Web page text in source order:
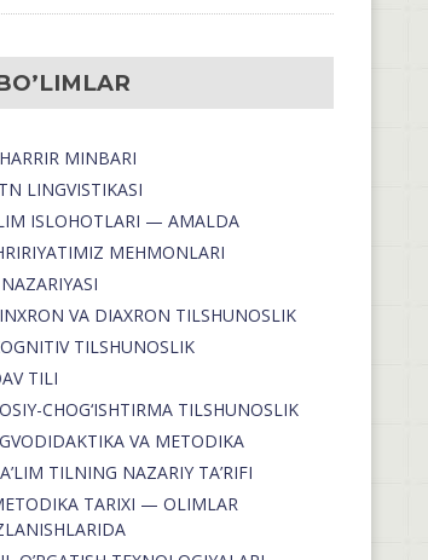
MINBARI
LINGVISTIKASI
ISLOHOTLARI — AMALDA
MEHMONLARI
VA DIAXRON TILSHUNOSLIK
TILSHUNOSLIK
TILI
CHOG‘ISHTIRMA TILSHUNOSLIK
VA METODIKA
TILNING NAZARIY TA’RIFI
TARIXI — OLIMLAR